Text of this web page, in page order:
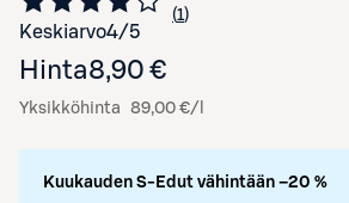
Keskiarvo4/5 Siirry arvioihin
1
kappale
Hinta8,90 €
Yksikköhinta 89,00 €/l
Kuukauden S-Edut vähintään –20 %